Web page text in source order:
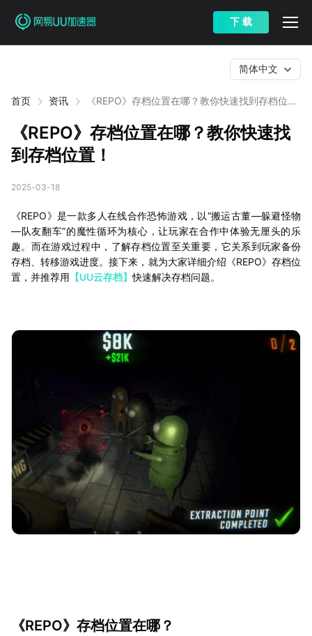
下 载
首页 资讯
《REPO》存档位置在哪？教你快速找到存档位
简体中文
《REPO》存档位置在哪？教你快速找
到存档位置！
2025-03-18
《REPO》是一款多人在线合作恐怖游戏，以“搬运古董—躲避怪物
—队友翻车”的魔性循环为核心，让玩家在合作中体验无厘头的乐
趣。而在游戏过程中，了解存档位置至关重要，它关系到玩家备份
存档、转移游戏进度。接下来，就为大家详细介绍《REPO》存档位
置，并推荐用 【UU云存档】快速解决存档问题。
《REPO》存档位置在哪？